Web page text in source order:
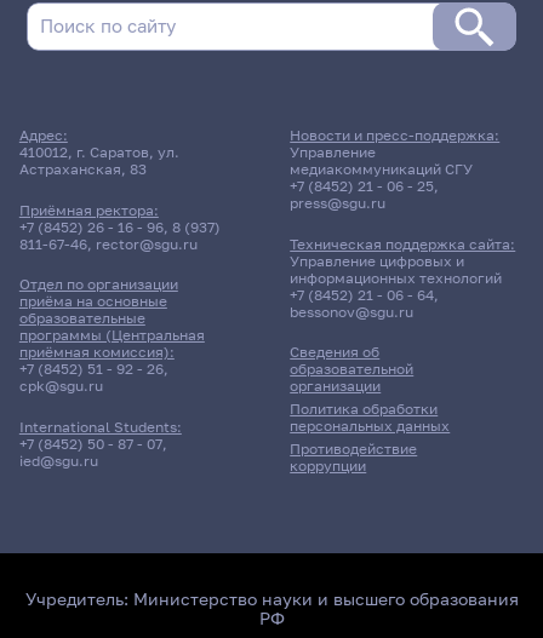
Адрес:
410012, г. Саратов, ул.
Астраханская, 83
Приёмная ректора:
+7 (8452) 26 - 16 - 96, 8 (937)
811-67-46, rector@sgu.ru
Отдел по организации
приёма на основные
образовательные
программы (Центральная
приёмная комиссия):
+7 (8452) 51 - 92 - 26,
cpk@sgu.ru
International Students:
+7 (8452) 50 - 87 - 07,
ied@sgu.ru
Сведения об
образовательной
организации
Политика обработки
персональных данных
Противодействие
коррупции
Новости и пресс-поддержка:
Управление
медиакоммуникаций СГУ
+7 (8452) 21 - 06 - 25,
press@sgu.ru
Техническая поддержка сайта:
Управление цифровых и
информационных технологий
+7 (8452) 21 - 06 - 64,
bessonov@sgu.ru
Учредитель: Министерство науки и высшего образования
РФ